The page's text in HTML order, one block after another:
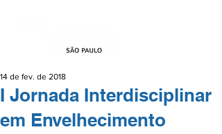
I Jornada Interdisciplinar
em Envelhecimento
14 de fev. de 2018